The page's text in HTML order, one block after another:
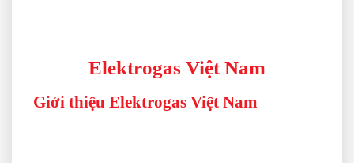
Elektrogas Việt Nam
Giới thiệu Elektrogas Việt Nam